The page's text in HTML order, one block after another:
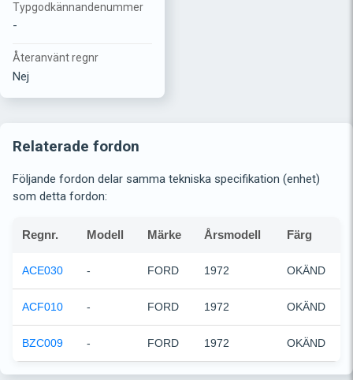
Typgodkännandenummer
-
Återanvänt regnr
Nej
Relaterade fordon
Följande fordon delar samma tekniska specifikation (enhet)
som detta fordon:
Regnr. Modell Märke Årsmodell Färg
ACE030 - FORD 1972 OKÄND
ACF010 - FORD 1972 OKÄND
BZC009 - FORD 1972 OKÄND